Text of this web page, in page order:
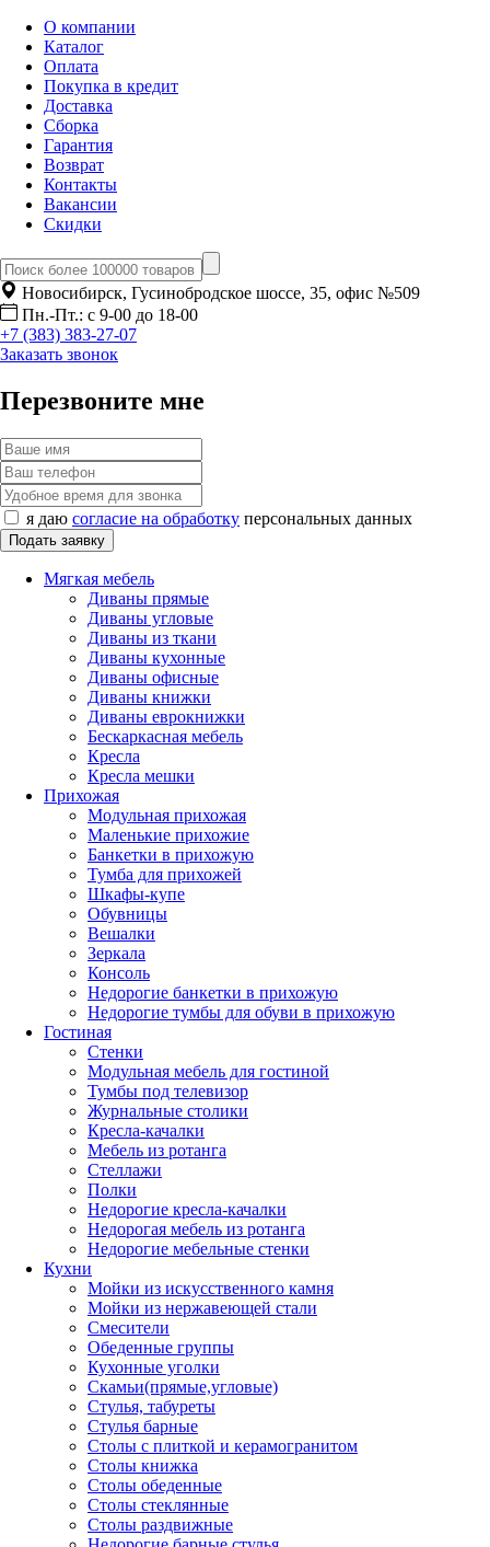
О компании
Каталог
Оплата
Покупка в кредит
Доставка
Сборка
Гарантия
Возврат
Контакты
Вакансии
Скидки
Новосибирск, Гусинобродское шоссе, 35, офис №509
Пн.-Пт.: с 9-00 до 18-00
+7 (383) 383-27-07
Заказать звонок
Перезвоните мне
я даю согласие на обработку персональных данных
Мягкая мебель
Диваны прямые
Диваны угловые
Диваны из ткани
Диваны кухонные
Диваны офисные
Диваны книжки
Диваны еврокнижки
Бескаркасная мебель
Кресла
Кресла мешки
Прихожая
Модульная прихожая
Маленькие прихожие
Банкетки в прихожую
Тумба для прихожей
Шкафы-купе
Обувницы
Вешалки
Зеркала
Консоль
Недорогие банкетки в прихожую
Недорогие тумбы для обуви в прихожую
Гостиная
Стенки
Модульная мебель для гостиной
Тумбы под телевизор
Журнальные столики
Кресла-качалки
Мебель из ротанга
Стеллажи
Полки
Недорогие кресла-качалки
Недорогая мебель из ротанга
Недорогие мебельные стенки
Кухни
Мойки из искусственного камня
Мойки из нержавеющей стали
Смесители
Обеденные группы
Кухонные уголки
Скамьи(прямые,угловые)
Стулья, табуреты
Стулья барные
Столы с плиткой и керамогранитом
Столы книжка
Столы обеденные
Столы стеклянные
Столы раздвижные